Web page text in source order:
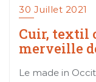
30 Juillet 2021
Cuir, textil
merveille
Le made in